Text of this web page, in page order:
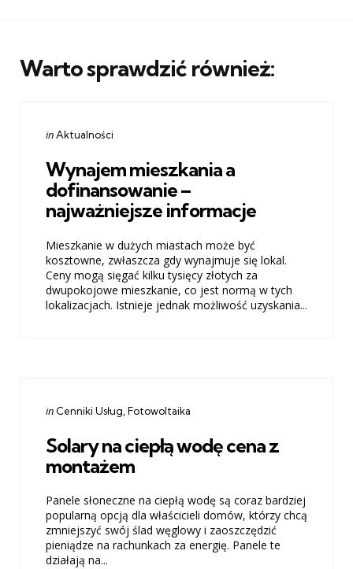
Warto sprawdzić również:
Categories
Posted
inAktualności
Wynajem mieszkania a
dofinansowanie –
najważniejsze informacje
Mieszkanie w dużych miastach może być
kosztowne, zwłaszcza gdy wynajmuje się lokal.
Ceny mogą sięgać kilku tysięcy złotych za
dwupokojowe mieszkanie, co jest normą w tych
lokalizacjach. Istnieje jednak możliwość uzyskania...
Categories
Posted
in Cenniki Usług Fotowoltaika
Solary na ciepłą wodę cena z
montażem
Panele słoneczne na ciepłą wodę są coraz bardziej
popularną opcją dla właścicieli domów, którzy chcą
zmniejszyć swój ślad węglowy i zaoszczędzić
pieniądze na rachunkach za energię. Panele te
działają na...